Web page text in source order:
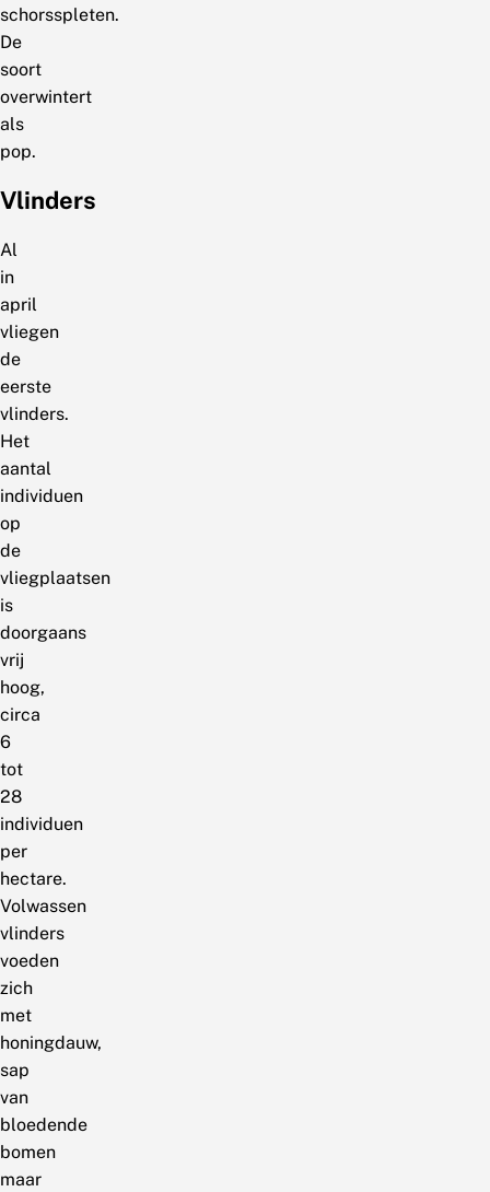
schorsspleten.
De
soort
overwintert
als
pop.
Vlinders
Al
in
april
vliegen
de
eerste
vlinders.
Het
aantal
individuen
op
de
vliegplaatsen
is
doorgaans
vrij
hoog,
circa
6
tot
28
individuen
per
hectare.
Volwassen
vlinders
voeden
zich
met
honingdauw,
sap
van
bloedende
bomen
maar